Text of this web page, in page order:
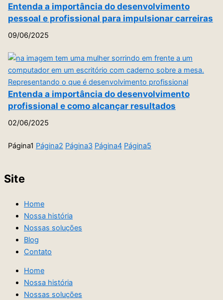
Entenda a importância do desenvolvimento
pessoal e profissional para impulsionar carreiras
09/06/2025
Entenda a importância do desenvolvimento
profissional e como alcançar resultados
02/06/2025
Página1 Página2 Página3 Página4 Página5
Site
Home
Nossa história
Nossas soluções
Blog
Contato
Home
Nossa história
Nossas soluções